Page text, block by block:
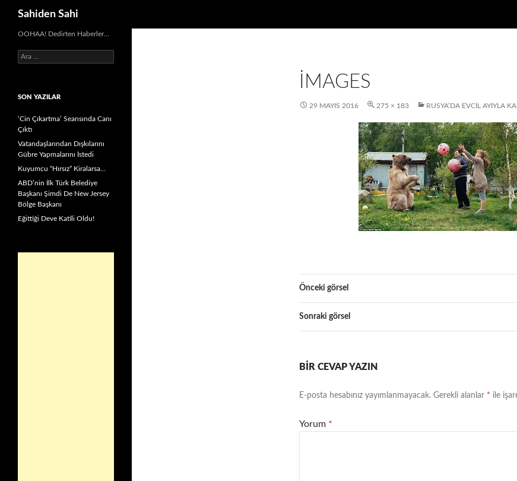
Sahiden Sahi
IMAGES
29 MAYIS 2016 275 × 183 RUSYA’DA EVCIL AYIYLA
Önceki görsel
Sonraki görsel
BIR CEVAP YAZIN
E-posta hesabınız yayımlanmayacak. Gerekli alanlar * ile
Yorum *
OOHAA! Dedirten Haberler…
Arama:
SON YAZILAR
‘Cin Çıkartma’ Seansında Canı
Çıktı
Vatandaşlarından Dışkılarını
Gübre Yapmalarını İstedi
Kuyumcu “Hırsız” Kiralarsa…
ABD’nin İlk Türk Belediye
Başkanı Şimdi De New Jersey
Bölge Başkanı
Eğittiği Deve Katili Oldu!